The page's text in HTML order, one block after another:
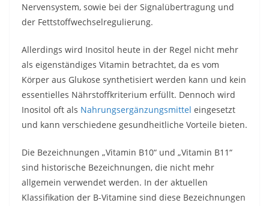
Nervensystem, sowie bei der Signalübertragung und
der Fettstoffwechselregulierung.
Allerdings wird Inositol heute in der Regel nicht mehr
als eigenständiges Vitamin betrachtet, da es vom
Körper aus Glukose synthetisiert werden kann und kein
essentielles Nährstoffkriterium erfüllt. Dennoch wird
Inositol oft als Nahrungsergänzungsmittel eingesetzt
und kann verschiedene gesundheitliche Vorteile bieten.
Die Bezeichnungen „Vitamin B10“ und „Vitamin B11“
sind historische Bezeichnungen, die nicht mehr
allgemein verwendet werden. In der aktuellen
Klassifikation der B-Vitamine sind diese Bezeichnungen